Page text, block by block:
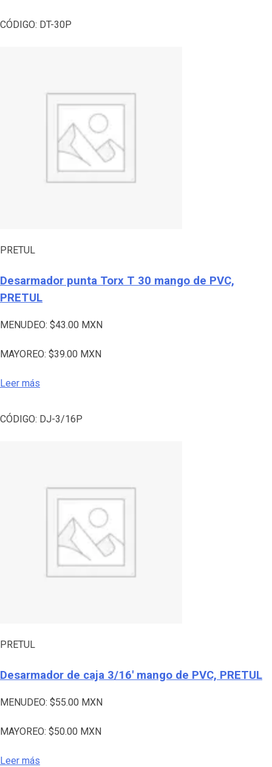
CÓDIGO: DT-30P
PRETUL
Desarmador punta Torx T 30 mango de PVC,
PRETUL
MENUDEO: $43.00 MXN
MAYOREO: $39.00 MXN
Leer más
CÓDIGO: DJ-3/16P
PRETUL
Desarmador de caja 3/16′ mango de PVC, PRETUL
MENUDEO: $55.00 MXN
MAYOREO: $50.00 MXN
Leer más